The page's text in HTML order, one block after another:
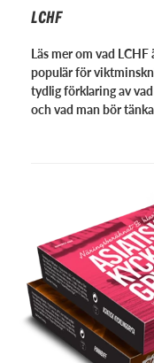
LCHF
Läs mer om vad
populär för
tydlig förklaring av
och vad man bör